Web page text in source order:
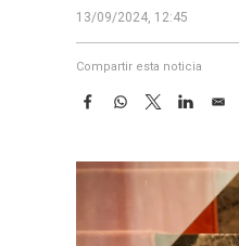
13/09/2024, 12:45
Compartir esta noticia
F
e
W
t
p
T
w
t
L
k
I
E
i
l